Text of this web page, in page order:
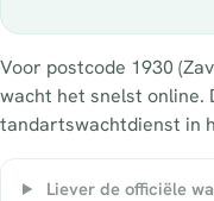
Voor postcode 1930
wacht het snelst online.
tandartswachtdienst in
Liever de officiële